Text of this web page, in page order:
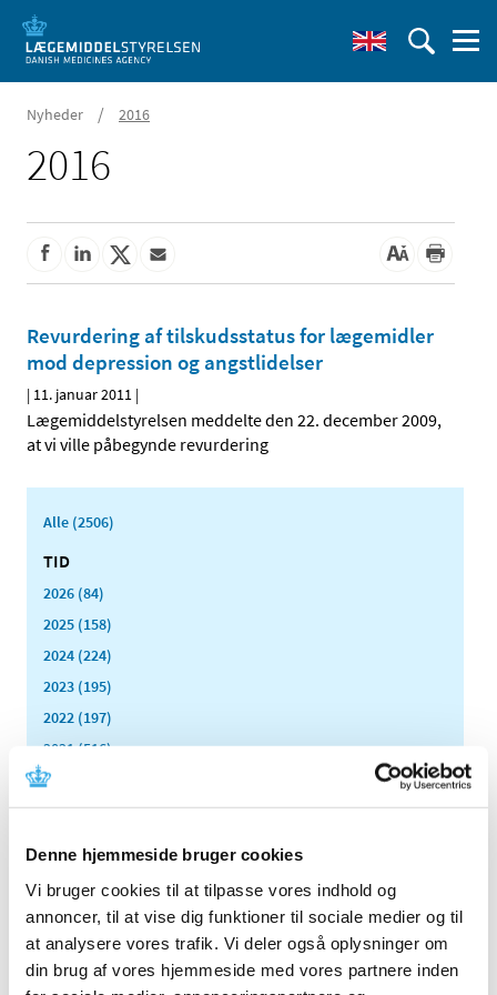
Denne hjemmeside bruger cookies
Vi bruger cookies til at tilpasse vores indhold og
annoncer, til at vise dig funktioner til sociale medier og til
at analysere vores trafik. Vi deler også oplysninger om
din brug af vores hjemmeside med vores partnere inden
Nyheder / 2016
2016
Revurdering af tilskudsstatus for lægemidler
mod depression og angstlidelser
| 11. januar 2011 |
Lægemiddelstyrelsen meddelte den 22. december 2009,
at vi ville påbegynde revurdering
Alle (2506)
TID
2026 (84)
2025 (158)
2024 (224)
2023 (195)
2022 (197)
2021 (516)
2020 (263)
2019 (159)
2016 (167)
2015 (33)
2014 (44)